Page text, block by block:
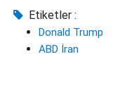
Etiketler :
Donald Trump
ABD İran